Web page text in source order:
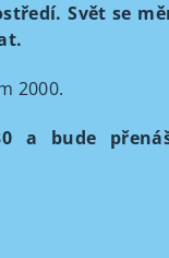
Svět se
2000.
a bude